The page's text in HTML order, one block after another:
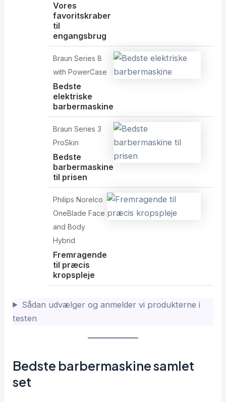
Vores
favoritskraber
til
engangsbrug
Braun Series 8
with PowerCase
Bedste
elektriske
barbermaskine
Braun Series 3
ProSkin
Bedste
barbermaskine
til prisen
Philips Norelco
OneBlade Face
and Body
Hybrid
Fremragende
til præcis
kropspleje
Sådan udvælger og anmelder vi produkterne i
testen
Bedste barbermaskine samlet
set